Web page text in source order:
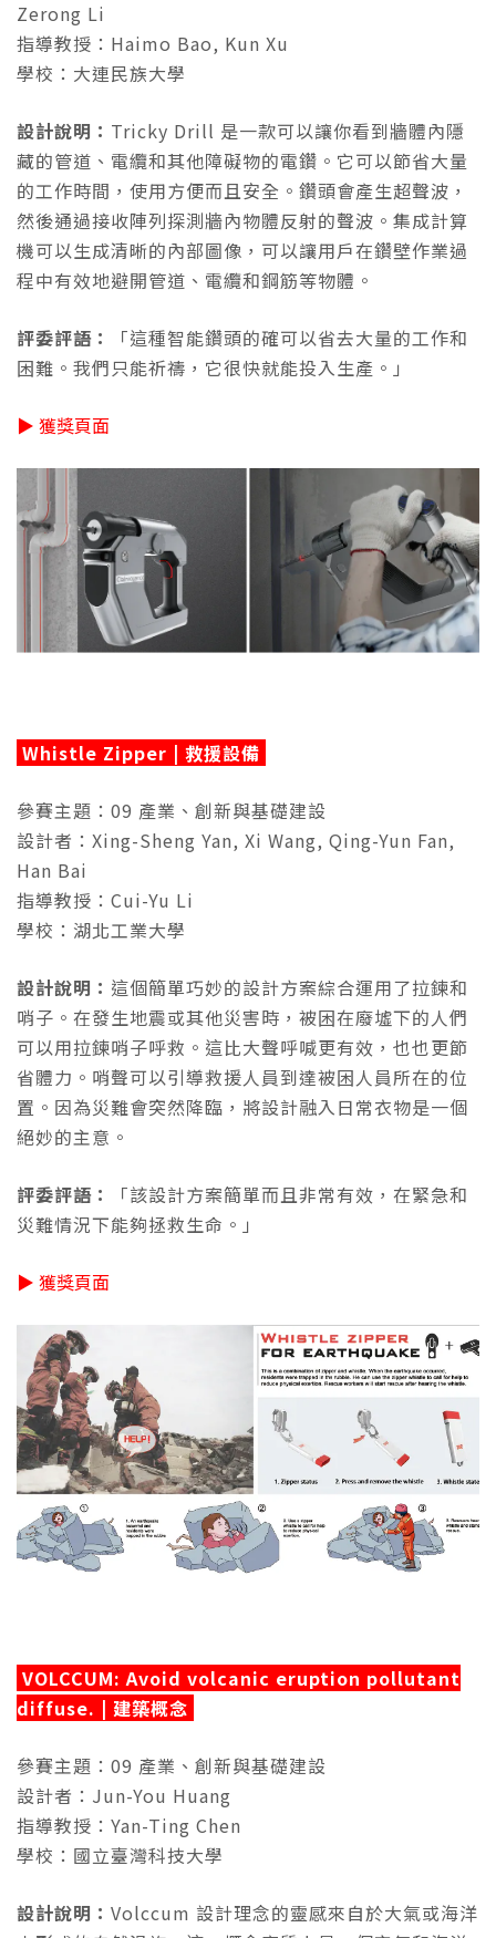
Zerong Li
指導教授：Haimo Bao, Kun Xu
學校：大連民族大學
設計說明： Tricky Drill 是一款可以讓你看到牆體內隱
藏的管道、電纜和其他障礙物的電鑽。它可以節省大量
的工作時間，使用方便而且安全。鑽頭會產生超聲波，
然後通過接收陣列探測牆內物體反射的聲波。集成計算
機可以生成清晰的內部圖像，可以讓用戶在鑽壁作業過
程中有效地避開管道、電纜和鋼筋等物體。
評委評語：
「這種智能鑽頭的確可以省去大量的工作和
困難。我們只能祈禱，它很快就能投入生產。」
▶ 獲獎頁面
Whistle Zipper | 救援設備
參賽主題：09 產業、創新與基礎建設
設計者：Xing-Sheng Yan, Xi Wang, Qing-Yun Fan,
Han Bai
指導教授：Cui-Yu Li
學校：湖北工業大學
設計說明： 這個簡單巧妙的設計方案綜合運用了拉鍊和
哨子。在發生地震或其他災害時，被困在廢墟下的人們
可以用拉鍊哨子呼救。這比大聲呼喊更有效，也也更節
省體力。哨聲可以引導救援人員到達被困人員所在的位
置。因為災難會突然降臨，將設計融入日常衣物是一個
絕妙的主意。
評委評語：
「該設計方案簡單而且非常有效，在緊急和
災難情況下能夠拯救生命。」
▶ 獲獎頁面
VOLCCUM: Avoid volcanic eruption pollutant
diffuse. | 建築概念
參賽主題：09 產業、創新與基礎建設
設計者：Jun-You Huang
指導教授：Yan-Ting Chen
學校：國立臺灣科技大學
設計說明： Volccum 設計理念的靈感來自於大氣或海洋